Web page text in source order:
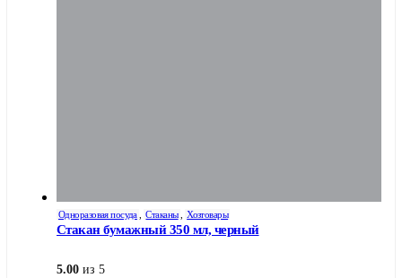
Одноразовая посуда Стаканы Хозтовары
Стакан бумажный 350 мл, черный
5.00 из 5